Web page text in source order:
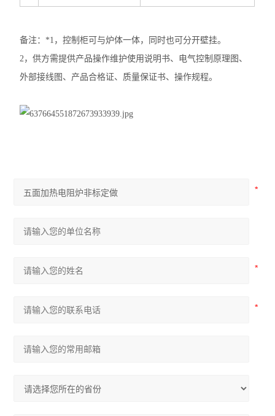
备注：*1，控制柜可与炉体一体，同时也可分开壁挂。
2，供方需提供产品操作维护使用说明书、电气控制原理图、
外部接线图、产品合格证、质量保证书、操作规程。